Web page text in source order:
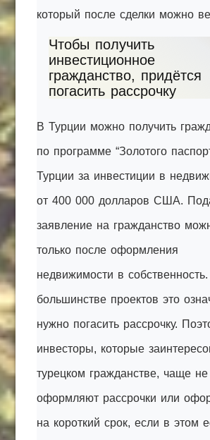
который после сделки можно
Чтобы получить
инвестиционное
гражданство, придётся
погасить рассрочку
В Турции можно получить
по программе “Золотого
Турции за инвестиции в
от 400 000 долларов США.
заявление на гражданство
только после оформления
недвижимости в
большинстве проектов это
нужно погасить рассрочку.
инвесторы, которые
турецком гражданстве, чаще не
оформляют рассрочки или
на короткий срок, если в этом